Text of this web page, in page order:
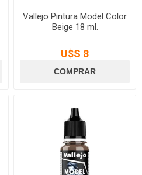
Vallejo Pintura Model Color
Beige 18 ml.
U$S 8